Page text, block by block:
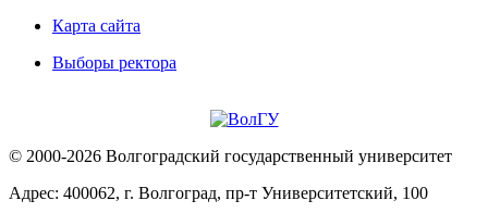
Карта сайта
Выборы ректора
© 2000-2026 Волгоградский государственный университет
Адрес: 400062, г. Волгоград, пр-т Университетский, 100